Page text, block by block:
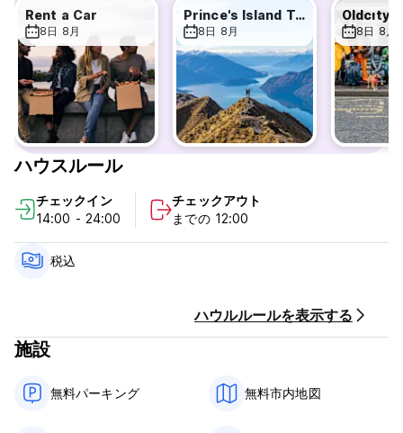
もございます。
当ホテルは中心部に位置しているため、イスタンブール空港
(IST) とサビハ ギョクチェン空港 (SAW) へ簡単にアクセスでき
ます。 さらに、当ホテル周辺の歴史的名所や観光地へも近いた
め、市内観光にも便利です。 重要な距離をいくつか示します。
イスタンブール空港 (IST): 43 km
サビハ・ギョクチェン空港（SAW）：48km
海岸線：250m
マルマライ（地下鉄）：1.3km
競馬場: 300m
ブルーモスク: 350m
アヤソフィア大聖堂: 850m
ギュルハネ公園：1.1km
スパイスバザール：1.9km
ガラタ塔：3.3km
Rent a Car
8日 8月
Prince's Island Tour
8日 8月
Oldcıty
8日 8月
ハウスルール
チェックイン
14:00 - 24:00
チェックアウト
までの 12:00
税込
ハウルルールを表示する
施設
無料パーキング 無料市内地図